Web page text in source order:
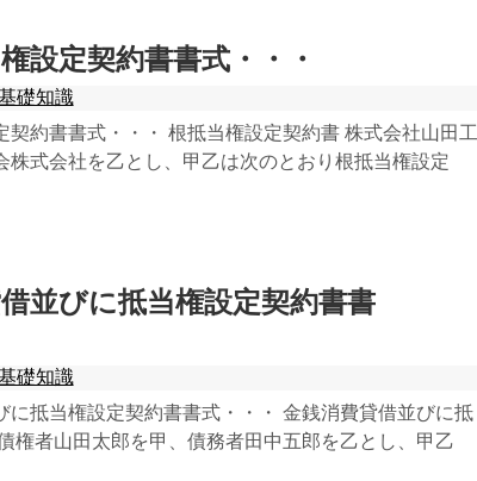
設定契約書書式・・・
礎知識
契約書書式・・・ 根抵当権設定契約書 株式会社山田工
株式会社を乙とし、甲乙は次のとおり根抵当権設定
並びに抵当権設定契約書書
礎知識
に抵当権設定契約書書式・・・ 金銭消費貸借並びに抵
権者山田太郎を甲、債務者田中五郎を乙とし、甲乙